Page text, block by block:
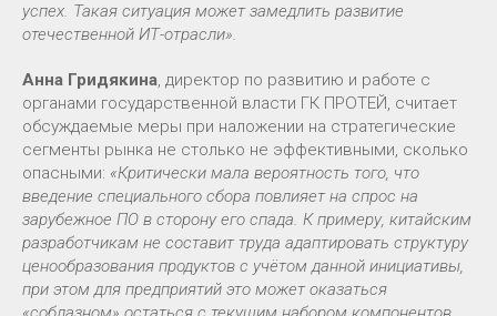
успех. Такая ситуация может замедлить развитие
отечественной ИТ-отрасли».
Анна Гридякина , директор по развитию и работе с
органами государственной власти ГК ПРОТЕЙ, считает
обсуждаемые меры при наложении на стратегические
сегменты рынка не столько не эффективными, сколько
опасными: «Критически мала вероятность того, что
введение специального сбора повлияет на спрос на
зарубежное ПО в сторону его спада. К примеру, китайским
разработчикам не составит труда адаптировать структуру
ценообразования продуктов с учётом данной инициативы,
при этом для предприятий это может оказаться